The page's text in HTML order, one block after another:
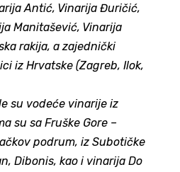
Antić, Vinarija Đuričić,
Manitašević, Vinarija
rakija, a zajednički
iz Hrvatske (Zagreb, Ilok,
su vodeće vinarije iz
su sa Fruške Gore –
podrum, iz Subotičke
Dibonis, kao i vinarija Do